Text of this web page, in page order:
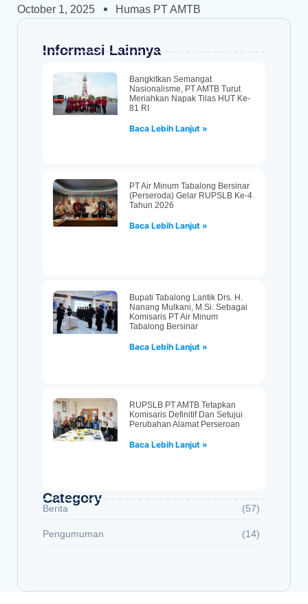
October 1, 2025 Humas PT AMTB
Informasi Lainnya
Bangkitkan Semangat
Nasionalisme, PT AMTB Turut
Meriahkan Napak Tilas HUT Ke-
81 RI
Baca Lebih Lanjut »
PT Air Minum Tabalong Bersinar
(Perseroda) Gelar RUPSLB Ke-4
Tahun 2026
Baca Lebih Lanjut »
Bupati Tabalong Lantik Drs. H.
Nanang Mulkani, M.Si. Sebagai
Komisaris PT Air Minum
Tabalong Bersinar
Baca Lebih Lanjut »
RUPSLB PT AMTB Tetapkan
Komisaris Definitif Dan Setujui
Perubahan Alamat Perseroan
Baca Lebih Lanjut »
Category
Berita (57)
Pengumuman (14)